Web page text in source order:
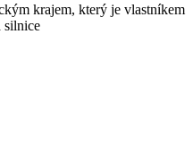
krajem, který je vlastníkem
silnice